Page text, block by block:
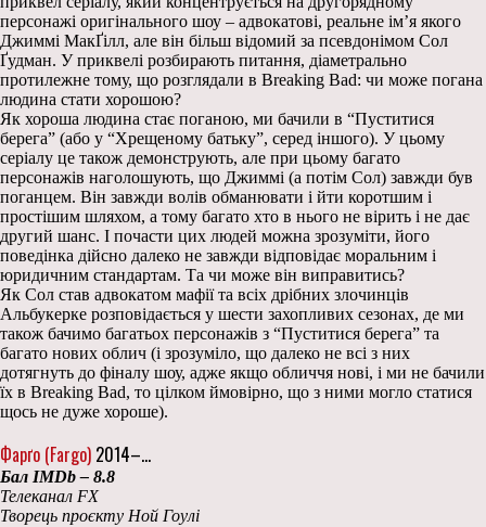
персонажі оригінального шоу – адвокатові, реальне ім’я якого
Джиммі МакҐілл, але він більш відомий за псевдонімом Сол
Ґудман. У приквелі розбирають питання, діаметрально
протилежне тому, що розглядали в Breaking Bad: чи може погана
людина стати хорошою?
Як хороша людина стає поганою, ми бачили в “Пуститися
берега” (або у “Хрещеному батьку”, серед іншого). У цьому
серіалу це також демонструють, але при цьому багато
персонажів наголошують, що Джиммі (а потім Сол) завжди був
поганцем. Він завжди волів обманювати і йти коротшим і
простішим шляхом, а тому багато хто в нього не вірить і не дає
другий шанс. І почасти цих людей можна зрозуміти, його
поведінка дійсно далеко не завжди відповідає моральним і
юридичним стандартам. Та чи може він виправитись?
Як Сол став адвокатом мафії та всіх дрібних злочинців
Альбукерке розповідається у шести захопливих сезонах, де ми
також бачимо багатьох персонажів з “Пуститися берега” та
багато нових облич (і зрозуміло, що далеко не всі з них
дотягнуть до фіналу шоу, адже якщо обличчя нові, і ми не бачили
їх в Breaking Bad, то цілком ймовірно, що з ними могло статися
щось не дуже хороше).
Фарґо (Fargo) 2014–…
Бал IMDb – 8.8
Телеканал FX
Творець проєкту Ной Гоулі